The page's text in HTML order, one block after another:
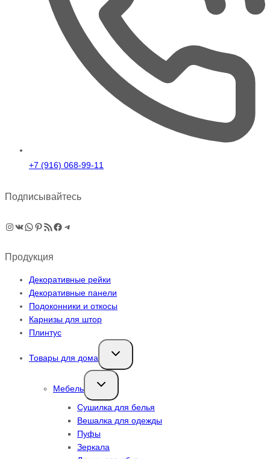
+7 (916) 068-99-11
Подписывайтесь
Instagram
ВКонтакте
WhatsApp
Pinterest
RSS-рассылка
Facebook
Telegram
Продукция
Декоративные рейки
Декоративные панели
Подоконники и откосы
Карнизы для штор
Плинтус
Товары для дома
Переключить
дочернее
Мебель
Переключить
дочернее
Сушилка для белья
Вешалка для одежды
Пуфы
Зеркала